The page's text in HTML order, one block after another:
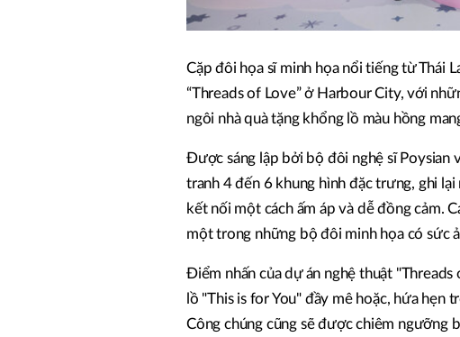
Cặp đôi họa sĩ minh họa nổi tiếng từ Thái
“Threads of Love” ở Harbour City, với
ngôi nhà quà tặng khổng lồ màu hồng
Được sáng lập bởi bộ đôi nghệ sĩ Poysian
tranh 4 đến 6 khung hình đặc trưng, ghi
kết nối một cách ấm áp và dễ đồng cảm.
một trong những bộ đôi minh họa có sức
Điểm nhấn của dự án nghệ thuật
lồ "This is for You" đầy mê hoặc, hứa hẹn
Công chúng cũng sẽ được chiêm ngưỡng